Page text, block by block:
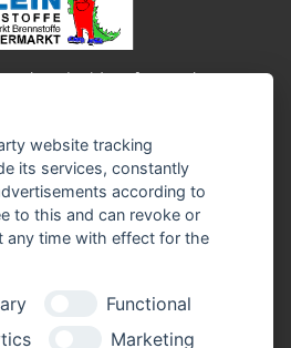
Widerruf-Formular
ändern
Klein GmbH
9-13
Oberpleis
klein.de
website tracking
its services, constantly
according to
to this and can revoke or
any time with effect for the
Functional
Marketing